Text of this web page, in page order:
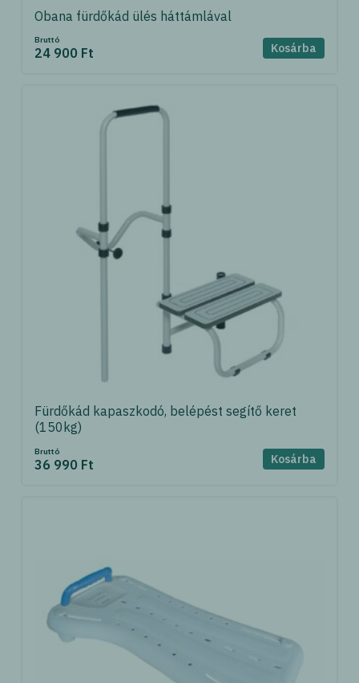
Obana fürdőkád ülés háttámlával
Bruttó
24 900 Ft Kosárba
Fürdőkád kapaszkodó, belépést segítő keret
(150kg)
Bruttó
36 990 Ft Kosárba